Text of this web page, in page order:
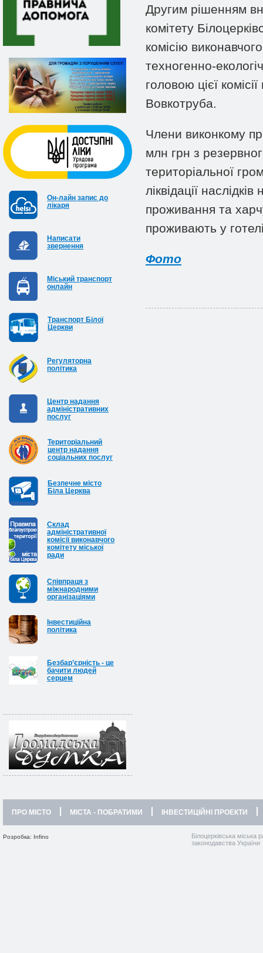
Он-лайн запис до
лікаря
Написати
звернення
Міський транспорт
онлайн
Транспорт Білої
Церкви
Регуляторна
політика
Центр надання
адміністративних
послуг
Територіальний
центр надання
соціальних послуг
Безпечне місто
Біла Церква
Cклад
адміністративної
комісії виконавчого
комітету міської
ради
Співпраця з
міжнародними
організаціями
Інвестиційна
політика
Безбар’єрність - це
бачити людей
серцем
Другим рішенням
комітету
комісію
техногенно-
головою цієї
Вовкотруба.
Члени виконкому
млн грн з
територіальної
ліквідації
проживання та
проживають у
Фото
ПРО МІСТО МІСТА - ПОБРАТИМИ ІНВЕСТИЦІЙНІ ПРОЕКТИ
Розробка: Infino
Білоцерківська міська
законодавства України